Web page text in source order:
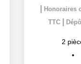
Honoraires
TTC
2